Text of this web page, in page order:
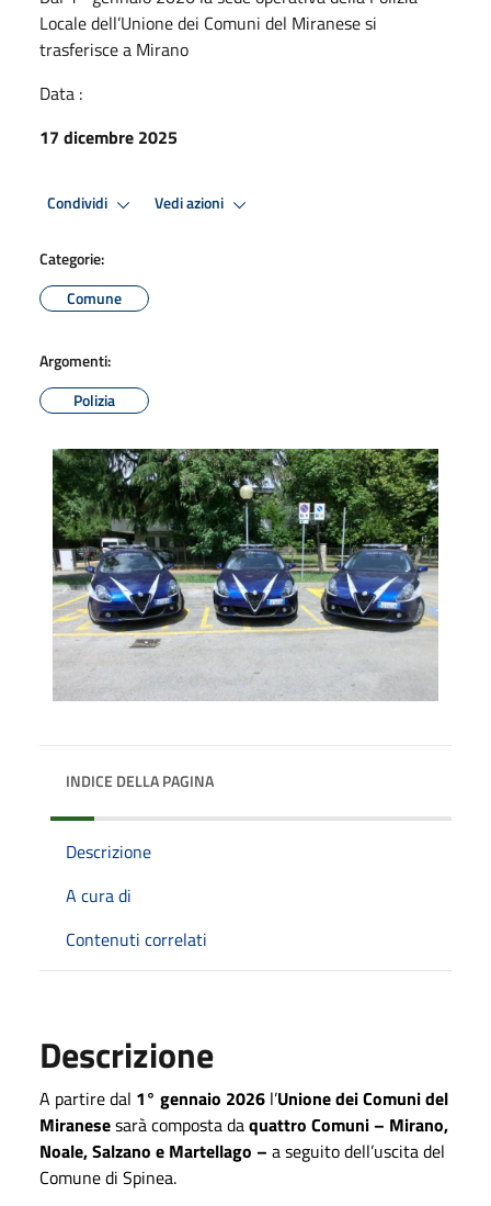
Locale dell’Unione dei Comuni del Miranese si
trasferisce a Mirano
Data :
17 dicembre 2025
Condividi Vedi azioni
Categorie:
Comune
Argomenti:
Polizia
INDICE DELLA PAGINA
Descrizione
A cura di
Contenuti correlati
Descrizione
A partire dal 1° gennaio 2026 l’Unione dei Comuni del
Miranesesarà composta daquattro Comuni – Mirano,
Noale, Salzano e Martellago – a seguito dell’uscita del
Comune di Spinea.